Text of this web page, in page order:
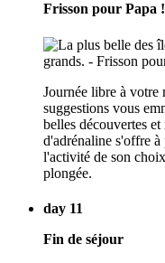
Frisson pour Papa !
Journée libre à votre
suggestions vous
belles découvertes
d'adrénaline s'offre à
l'activité de son
plongée.
day 11
Fin de séjour